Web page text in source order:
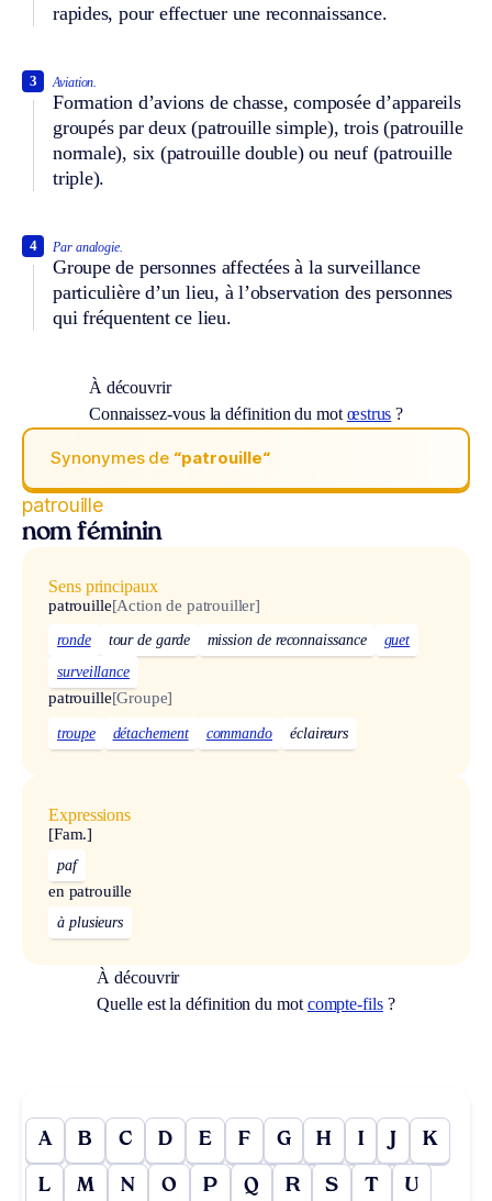
rapides, pour effectuer une reconnaissance.
Aviation.
Formation d’avions de chasse, composée d’appareils
groupés par deux (patrouille simple), trois (patrouille
normale), six (patrouille double) ou neuf (patrouille
triple).
3
Par analogie.
Groupe de personnes affectées à la surveillance
particulière d’un lieu, à l’observation des personnes
qui fréquentent ce lieu.
4
À découvrir
Connaissez-vous la définition du mot œstrus ?
Synonymes de “patrouille“
patrouille
nom féminin
Sens principaux
patrouille[Action de patrouiller]
ronde tour de garde mission de reconnaissance
guet
surveillance
patrouille[Groupe]
troupe détachement commando éclaireurs
Expressions
[Fam.]
paf
en patrouille
à plusieurs
À découvrir
Quelle est la définition du mot compte-fils?
A B C D E F G H I J K
L M N O P Q R S T U